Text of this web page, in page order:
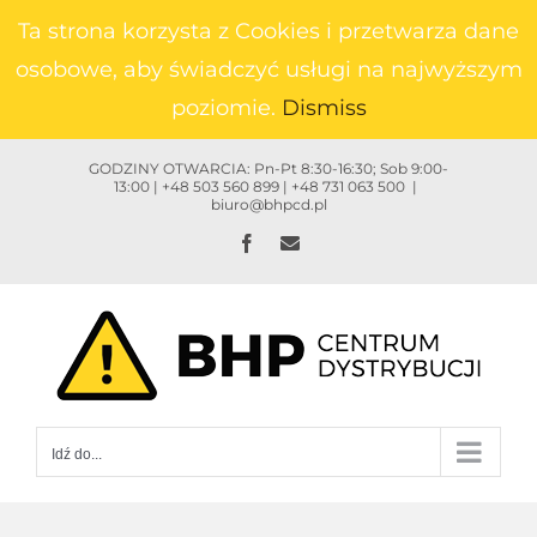
zawartości
GODZINY OTWARCIA: Pn-Pt 8:30-16:30; Sob 9:00-
13:00 | +48 503 560 899 | +48 731 063 500 |
biuro@bhpcd.pl
FacebookEmail
Idź do...
Ta strona korzysta z Cookies i przetwarza dane
osobowe, aby świadczyć usługi na najwyższym
poziomie. Dismiss